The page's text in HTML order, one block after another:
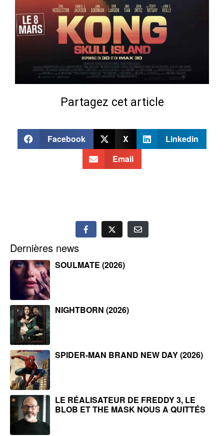
Partagez cet article
Facebook X
Linkedin
Email
Dernières news
SOULMATE (2026)
NIGHTBORN (2026)
SPIDER-MAN BRAND NEW DAY (2026)
LE RÉALISATEUR DE FREDDY 3, LE
BLOB ET THE MASK NOUS A QUITTÉS